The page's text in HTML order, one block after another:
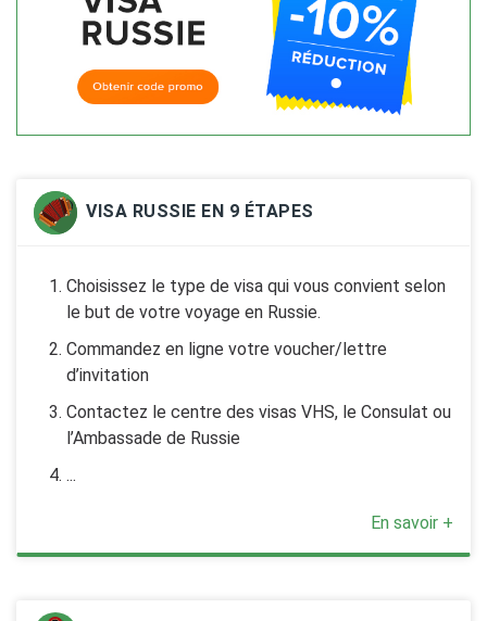
VISA RUSSIE EN 9 ÉTAPES
Choisissez le type de visa qui vous convient selon
le but de votre voyage en Russie.
Commandez en ligne votre voucher/lettre
d’invitation
Contactez le centre des visas VHS, le Consulat ou
l’Ambassade de Russie
...
En savoir +